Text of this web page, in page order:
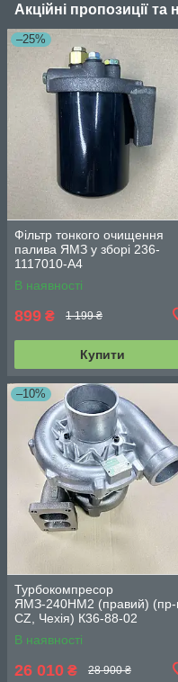
Акційні пропозиції та
–25%
Фільтр тонкого очищення
палива ЯМЗ у зборі 236-
1117010-А4
В наявності
899 ₴ 1 199 ₴
Купити
–10%
Турбокомпресор
ЯМЗ-240НМ2 (правий) (пр-
CZ, Чехія) К36-88-02
В наявності
26 010 ₴ 28 900 ₴